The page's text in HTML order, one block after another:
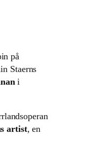
på
Staerns
i
artist, en